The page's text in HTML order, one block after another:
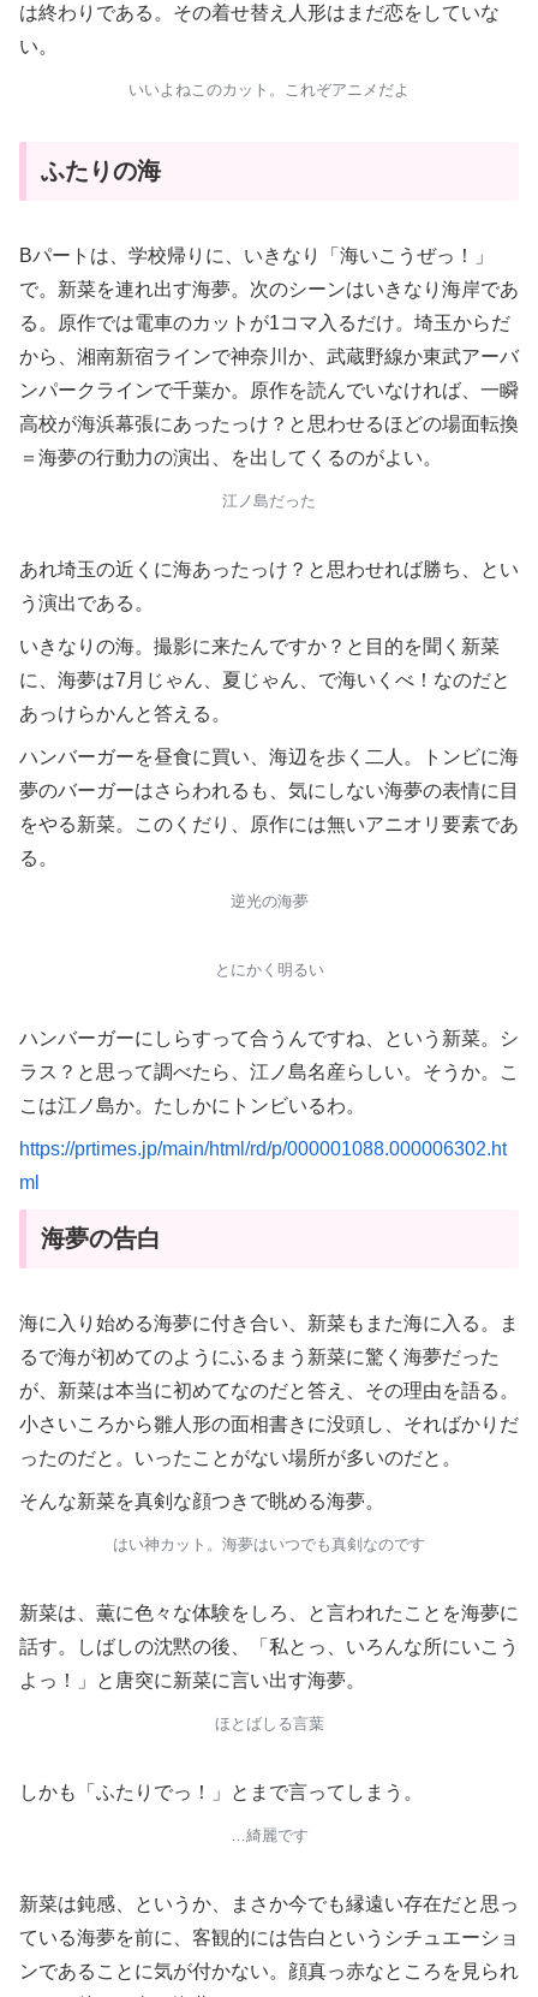
は終わりである。その着せ替え人形はまだ恋をしていな
い。
いいよねこのカット。これぞアニメだよ
ふたりの海
Bパートは、学校帰りに、いきなり「海いこうぜっ！」
で。新菜を連れ出す海夢。次のシーンはいきなり海岸であ
る。原作では電車のカットが1コマ入るだけ。埼玉からだ
から、湘南新宿ラインで神奈川か、武蔵野線か東武アーバ
ンパークラインで千葉か。原作を読んでいなければ、一瞬
高校が海浜幕張にあったっけ？と思わせるほどの場面転換
＝海夢の行動力の演出、を出してくるのがよい。
江ノ島だった
あれ埼玉の近くに海あったっけ？と思わせれば勝ち、とい
う演出である。
いきなりの海。撮影に来たんですか？と目的を聞く新菜
に、海夢は7月じゃん、夏じゃん、で海いくべ！なのだと
あっけらかんと答える。
ハンバーガーを昼食に買い、海辺を歩く二人。トンビに海
夢のバーガーはさらわれるも、気にしない海夢の表情に目
をやる新菜。このくだり、原作には無いアニオリ要素であ
る。
逆光の海夢
とにかく明るい
ハンバーガーにしらすって合うんですね、という新菜。シ
ラス？と思って調べたら、江ノ島名産らしい。そうか。こ
こは江ノ島か。たしかにトンビいるわ。
https://prtimes.jp/main/html/rd/p/000001088.000006302.ht
ml
海夢の告白
海に入り始める海夢に付き合い、新菜もまた海に入る。ま
るで海が初めてのようにふるまう新菜に驚く海夢だった
が、新菜は本当に初めてなのだと答え、その理由を語る。
小さいころから雛人形の面相書きに没頭し、そればかりだ
ったのだと。いったことがない場所が多いのだと。
そんな新菜を真剣な顔つきで眺める海夢。
はい神カット。海夢はいつでも真剣なのです
新菜は、薫に色々な体験をしろ、と言われたことを海夢に
話す。しばしの沈黙の後、「私とっ、いろんな所にいこう
よっ！」と唐突に新菜に言い出す海夢。
ほとばしる言葉
しかも「ふたりでっ！」とまで言ってしまう。
…綺麗です
新菜は鈍感、というか、まさか今でも縁遠い存在だと思っ
ている海夢を前に、客観的には告白というシチュエーショ
ンであることに気が付かない。顔真っ赤なところを見られ